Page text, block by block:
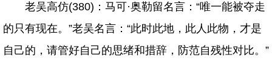
老吴高仿(380)：马可·奥勒留名言：“唯一能被夺走
的只有现在。”老吴名言：“此时此地，此人此物，才是
自己的，请管好自己的思绪和措辞，防范自残性对比。”